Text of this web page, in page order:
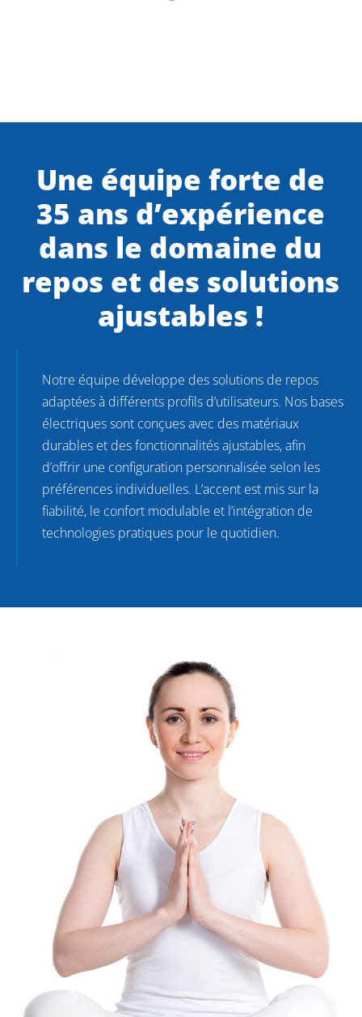
Une équipe forte de
35 ans d’expérience
dans le domaine du
repos et des solutions
ajustables !
Notre équipe développe des solutions de repos
adaptées à différents profils d’utilisateurs. Nos bases
électriques sont conçues avec des matériaux
durables et des fonctionnalités ajustables, afin
d’offrir une configuration personnalisée selon les
préférences individuelles. L’accent est mis sur la
fiabilité, le confort modulable et l’intégration de
technologies pratiques pour le quotidien.